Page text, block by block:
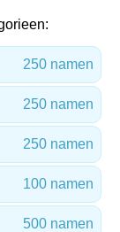
250 namen
250 namen
250 namen
100 namen
500 namen